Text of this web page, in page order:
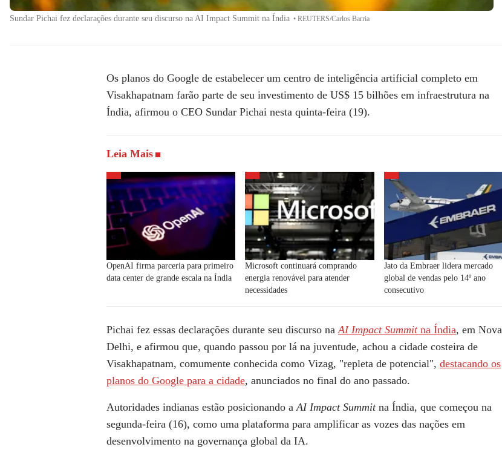
Sundar Pichai fez declarações durante seu discurso na AI Impact Summit ​​na Índia • REUTERS/Carlos Barria
Os planos do Google de estabelecer um centro de inteligência artificial completo em
Visakhapatnam farão parte de seu investimento de US$ 15 bilhões em infraestrutura na
Índia, afirmou o CEO Sundar Pichai nesta quinta-feira (19).
Leia Mais
OpenAI firma parceria para primeiro
data center de grande escala na Índia
Microsoft continuará comprando
energia renovável para atender
necessidades
Jato da Embraer lidera mercado
global de vendas pelo 14º ano
consecutivo
Pichai fez essas declarações durante seu discurso na AI Impact Summit​​na Índia, em Nova
Delhi, e afirmou que, quando passou por lá na juventude, achou a cidade costeira de
Visakhapatnam, comumente conhecida como Vizag, "repleta de potencial", destacando os
planos do Google para a cidade, anunciados no final do ano passado.
Autoridades indianas estão posicionando a AI Impact Summit​​na Índia, que começou na
segunda-feira (16), como uma plataforma para amplificar as vozes das nações em
desenvolvimento na governança global da IA.